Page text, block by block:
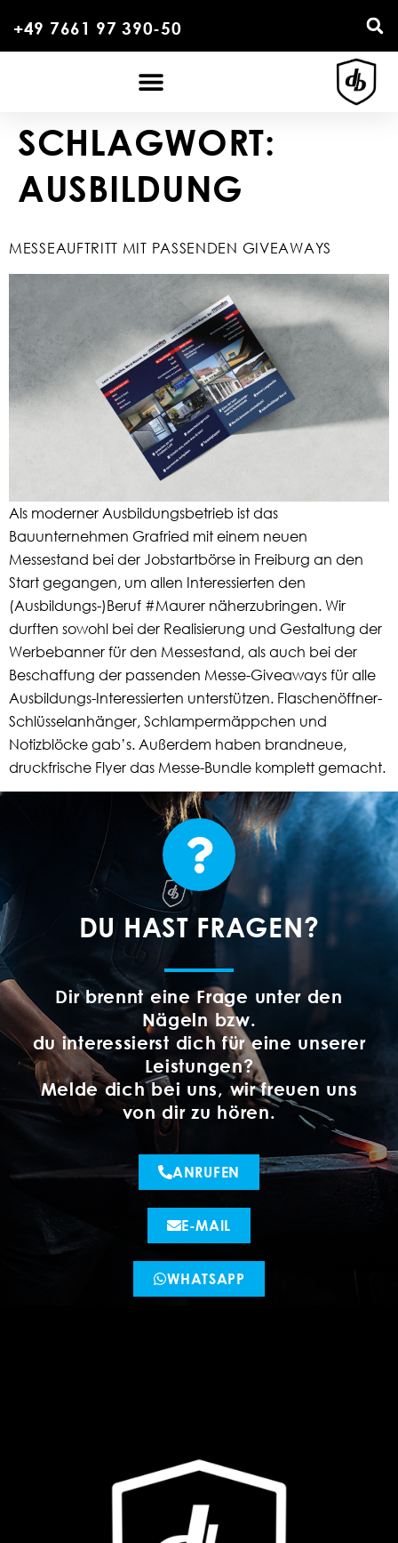
+49 7661 97 390-50
SCHLAGWORT:
AUSBILDUNG
MESSEAUFTRITT MIT PASSENDEN GIVEAWAYS
Als moderner Ausbildungsbetrieb ist das
Bauunternehmen Grafried mit einem neuen
Messestand bei der Jobstartbörse in Freiburg an den
Start gegangen, um allen Interessierten den
(Ausbildungs-)Beruf #Maurer näherzubringen. Wir
durften sowohl bei der Realisierung und Gestaltung der
Werbebanner für den Messestand, als auch bei der
Beschaffung der passenden Messe-Giveaways für alle
Ausbildungs-Interessierten unterstützen. Flaschenöffner-
Schlüsselanhänger, Schlampermäppchen und
Notizblöcke gab’s. Außerdem haben brandneue,
druckfrische Flyer das Messe-Bundle komplett gemacht.
DU HAST FRAGEN?
Dir brennt eine Frage unter den
Nägeln bzw.
du interessierst dich für eine unserer
Leistungen?
Melde dich bei uns, wir freuen uns
von dir zu hören.
ANRUFEN
E-MAIL
WHATSAPP